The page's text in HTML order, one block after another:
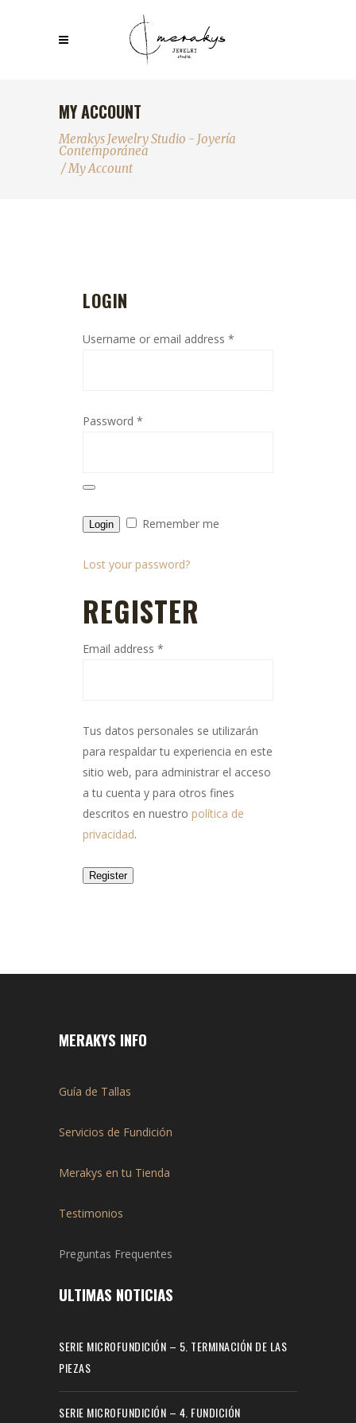
MY ACCOUNT
Merakys Jewelry Studio - Joyería
Contemporánea
/My Account
LOGIN
Username or email address *
Password *
Login Remember me
Lost your password?
REGISTER
Email address *
Tus datos personales se utilizarán
para respaldar tu experiencia en este
sitio web, para administrar el acceso
a tu cuenta y para otros fines
descritos en nuestro política de
privacidad.
Register
MERAKYS INFO
Guía de Tallas
Servicios de Fundición
Merakys en tu Tienda
Testimonios
Preguntas Frequentes
ULTIMAS NOTICIAS
SERIE MICROFUNDICIÓN – 5. TERMINACIÓN DE LAS
PIEZAS
SERIE MICROFUNDICIÓN – 4. FUNDICIÓN